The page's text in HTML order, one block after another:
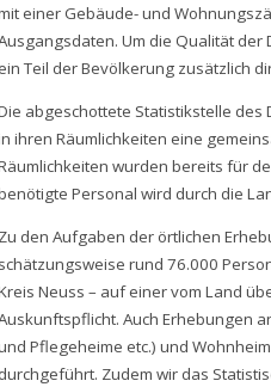
einer Gebäude- und
Um die Qualität
Teil der Bevölkerung zusätzlich
abgeschottete Statistikstelle
ihren Räumlichkeiten eine
wurden bereits für
Personal wird durch die
Zu den Aufgaben der örtlichen
schätzungsweise rund 76.000
Neuss – auf einer vom Land
Auch Erhebungen
Pflegeheime etc.) und
durchgeführt. Zudem wir das